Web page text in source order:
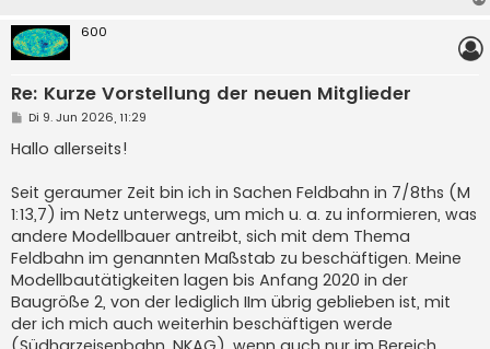
600
Re: Kurze Vorstellung der neuen Mitglieder
B
i
t
a
g
Di 9. Jun 2026, 11:29
Hallo allerseits!
Seit geraumer Zeit bin ich in Sachen Feldbahn in 7/8ths (M
1:13,7) im Netz unterwegs, um mich u. a. zu informieren, was
andere Modellbauer antreibt, sich mit dem Thema
Feldbahn im genannten Maßstab zu beschäftigen. Meine
Modellbautätigkeiten lagen bis Anfang 2020 in der
Baugröße 2, von der lediglich IIm übrig geblieben ist, mit
der ich mich auch weiterhin beschäftigen werde